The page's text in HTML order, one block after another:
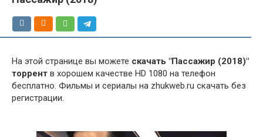
На этой странице вы можете скачать "Пассажир (2018)"
торрент в хорошем качестве HD 1080 на телефон
бесплатно. Фильмы и сериалы на zhukweb.ru скачать без
регистрации.